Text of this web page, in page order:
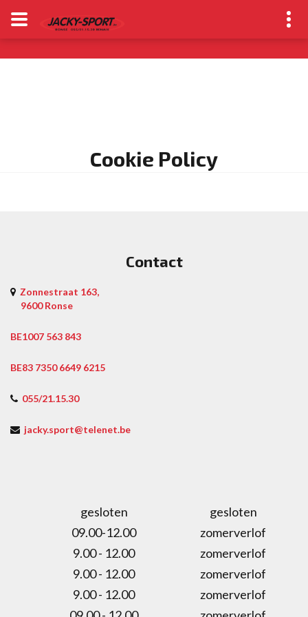
Cookie Policy
Contact
Zonnestraat 163,
9600 Ronse
BE1007 563 843
BE83 7350 6649 6215
055/21.15.30
jacky.sport@telenet.be
gesloten
gesloten
09.00-12.00
zomerverlof
9.00 - 12.00
zomerverlof
9.00 - 12.00
zomerverlof
9.00 - 12.00
zomerverlof